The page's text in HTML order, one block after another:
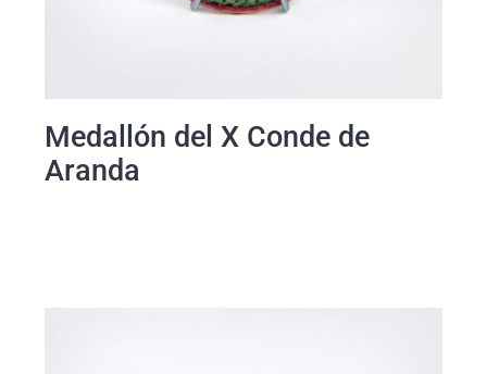
Medallón del X Conde de
Aranda